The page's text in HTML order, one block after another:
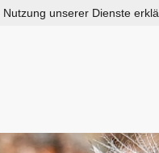
unserer Dienste